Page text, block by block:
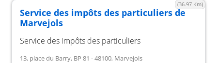
(36.97 Km)
Service des impôts des particuliers de
Marvejols
Service des impôts des particuliers
13, place du Barry, BP 81 - 48100, Marvejols